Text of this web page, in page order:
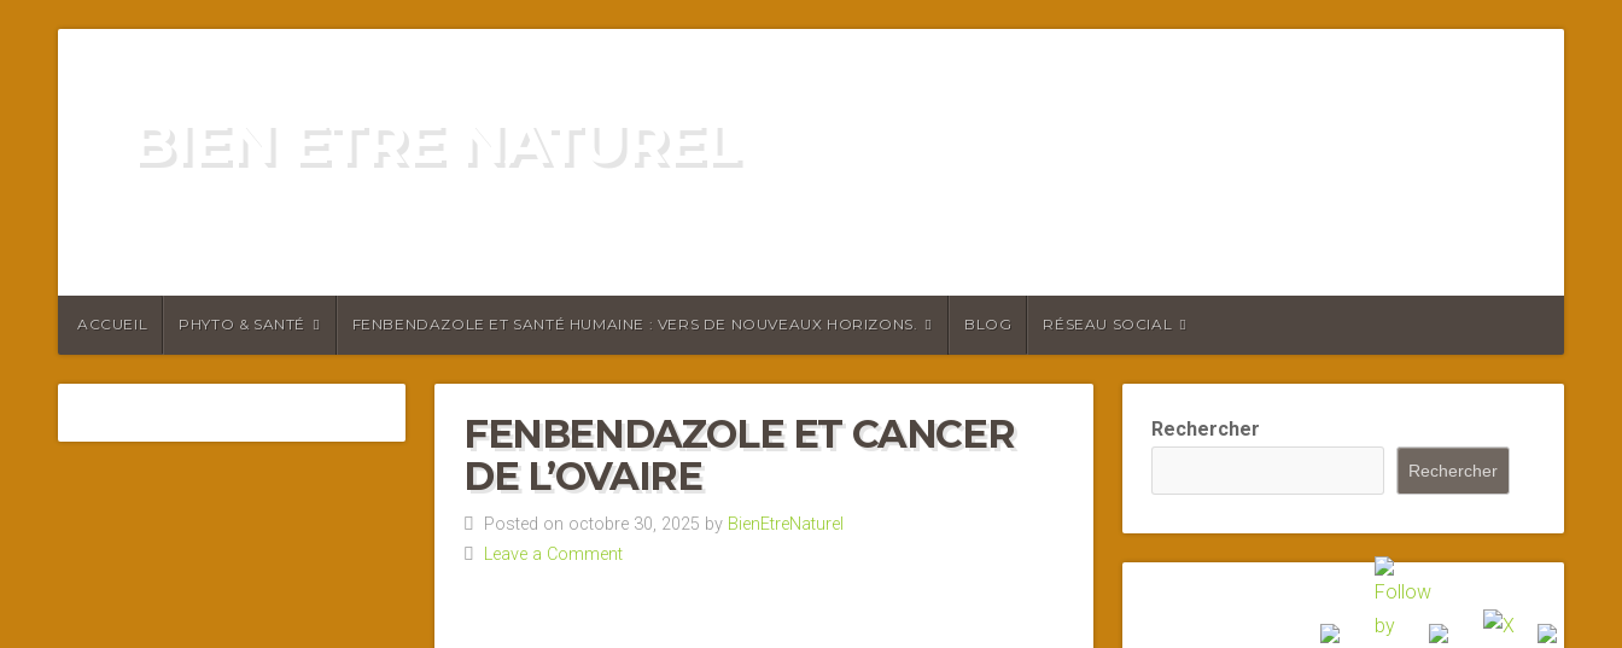
BIEN ETRE NATUREL
ACCUEIL PHYTO & SANTÉ FENBENDAZOLE ET SANTÉ HUMAINE : VERS DE NOUVEAUX HORIZONS. BLOG RÉSEAU SOCIAL
FENBENDAZOLE ET CANCER
DE L’OVAIRE
Posted on octobre 30, 2025 by BienEtreNaturel
Leave a Comment
Rechercher
Rechercher